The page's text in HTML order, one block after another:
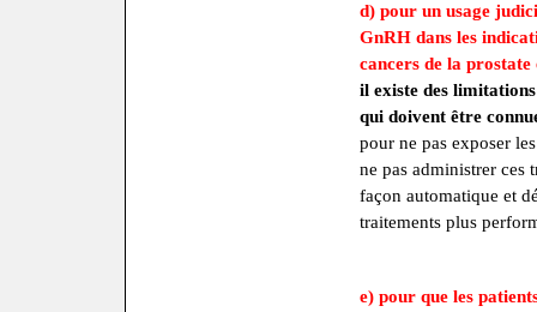
d) pour un usage
GnRH dans les
cancers de la prostate
il existe des
qui doivent être
pour ne pas exposer
ne pas administrer ces
façon automatique et
traitements plus
e) pour que les